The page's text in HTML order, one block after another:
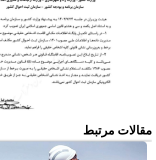
مقالات مرتبط